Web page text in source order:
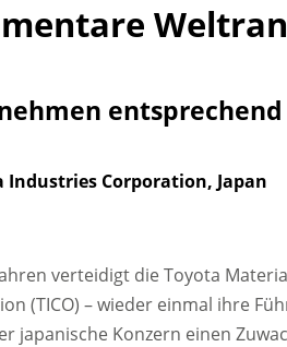
Industries Corporation, Japan
verteidigt die Toyota
(TICO) – wieder einmal ihre
japanische Konzern einen